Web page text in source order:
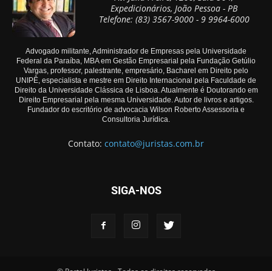
Expedicionários, João Pessoa - PB
Telefone: (83) 3567-9000 - 9 9964-6000
Advogado militante, Administrador de Empresas pela Universidade
Federal da Paraíba, MBA em Gestão Empresarial pela Fundação Getúlio
Vargas, professor, palestrante, empresário, Bacharel em Direito pelo
UNIPÊ, especialista e mestre em Direito Internacional pela Faculdade de
Direito da Universidade Clássica de Lisboa. Atualmente é Doutorando em
Direito Empresarial pela mesma Universidade. Autor de livros e artigos.
Fundador do escritório de advocacia Wilson Roberto Assessoria e
Consultoria Jurídica.
Contato: contato@juristas.com.br
SIGA-NOS